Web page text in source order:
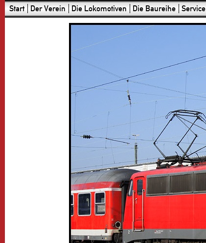
Start Der Verein Die Lokomotiven Die Baureihe Service